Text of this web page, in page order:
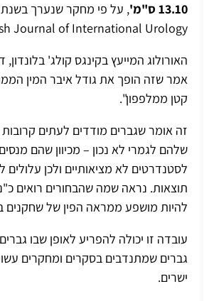
13.10 ס"מ'
, על פי מחקר שנערך בשנת 2014 על ידי ה-
Journal of International Urology
האורולוג המייעץ בקינגס קולג' בלונדון,
אמר שזה הופך את גודל איבר המין
קטן ממלפפון".
זה אומר שגברים מודדים לעתים קרובות
שלהם לגמרי לא נכון – מכיוון שהם
לסטנדרטים לא מציאותיים ולכן
תוצאות. נראה שמה שהבחורים רואים
להיות מושפע ממראה הפין של שחקנים
עובדה זו יכולה להפריע לאופן שבו
גברים שמתנדבים בסקרים ומחקרים
ישרים.